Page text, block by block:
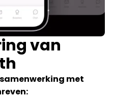
van
met